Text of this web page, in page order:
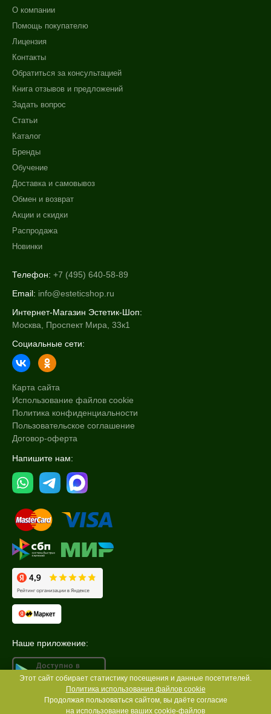
О компании
Помощь покупателю
Лицензия
Контакты
Обратиться за консультацией
Книга отзывов и предложений
Задать вопрос
Статьи
Каталог
Бренды
Обучение
Доставка и самовывоз
Обмен и возврат
Акции и скидки
Распродажа
Новинки
Телефон: +7 (495) 640-58-89
Email: info@esteticshop.ru
Интернет-Магазин Эстетик-Шоп:
Москва, Проспект Мира, 33к1
Социальные сети:
Карта сайта
Использование файлов cookie
Политика конфиденциальности
Пользовательское соглашение
Договор-оферта
Напишите нам:
Наше приложение:
Этот сайт собирает статистику посещения и данные посетителей.
Политика использования файлов cookie
Продолжая пользоваться сайтом, вы даёте согласие
на использование ваших cookie-файлов